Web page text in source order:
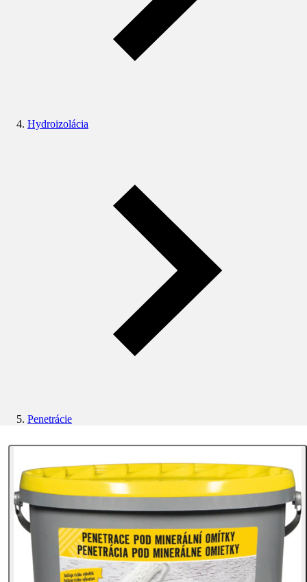
Hydroizolácia
Penetrácie